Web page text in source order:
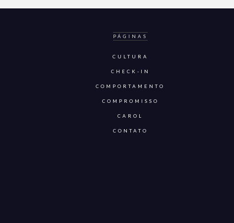
PÁGINAS
CULTURA
CHECK-IN
COMPORTAMENTO
COMPROMISSO
CAROL
CONTATO